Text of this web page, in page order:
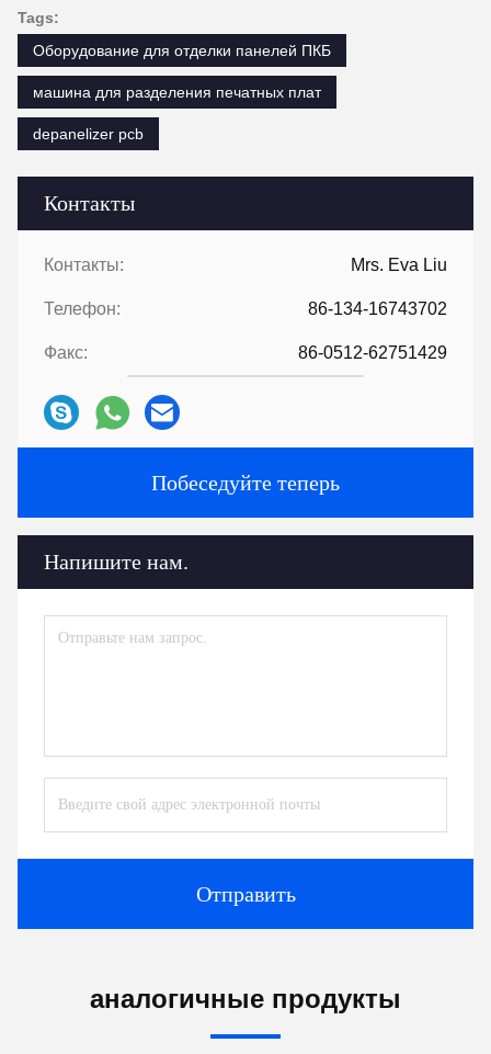
Контакты
Контакты: Mrs. Eva Liu
Телефон: 86-134-16743702
Факс: 86-0512-62751429
Побеседуйте теперь
Напишите нам.
Отправить
Tags:
Оборудование для отделки панелей ПКБ
машина для разделения печатных плат
depanelizer pcb
аналогичные продукты